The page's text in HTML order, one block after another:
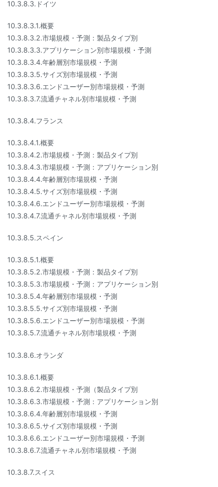
10.3.8.3.ドイツ
10.3.8.3.1.概要
10.3.8.3.2.市場規模・予測：製品タイプ別
10.3.8.3.3.アプリケーション別市場規模・予測
10.3.8.3.4.年齢層別市場規模・予測
10.3.8.3.5.サイズ別市場規模・予測
10.3.8.3.6.エンドユーザー別市場規模・予測
10.3.8.3.7.流通チャネル別市場規模・予測
10.3.8.4.フランス
10.3.8.4.1.概要
10.3.8.4.2.市場規模・予測：製品タイプ別
10.3.8.4.3.市場規模・予測：アプリケーション別
10.3.8.4.4.年齢層別市場規模・予測
10.3.8.4.5.サイズ別市場規模・予測
10.3.8.4.6.エンドユーザー別市場規模・予測
10.3.8.4.7.流通チャネル別市場規模・予測
10.3.8.5.スペイン
10.3.8.5.1.概要
10.3.8.5.2.市場規模・予測：製品タイプ別
10.3.8.5.3.市場規模・予測：アプリケーション別
10.3.8.5.4.年齢層別市場規模・予測
10.3.8.5.5.サイズ別市場規模・予測
10.3.8.5.6.エンドユーザー別市場規模・予測
10.3.8.5.7.流通チャネル別市場規模・予測
10.3.8.6.オランダ
10.3.8.6.1.概要
10.3.8.6.2.市場規模・予測（製品タイプ別
10.3.8.6.3.市場規模・予測：アプリケーション別
10.3.8.6.4.年齢層別市場規模・予測
10.3.8.6.5.サイズ別市場規模・予測
10.3.8.6.6.エンドユーザー別市場規模・予測
10.3.8.6.7.流通チャネル別市場規模・予測
10.3.8.7.スイス